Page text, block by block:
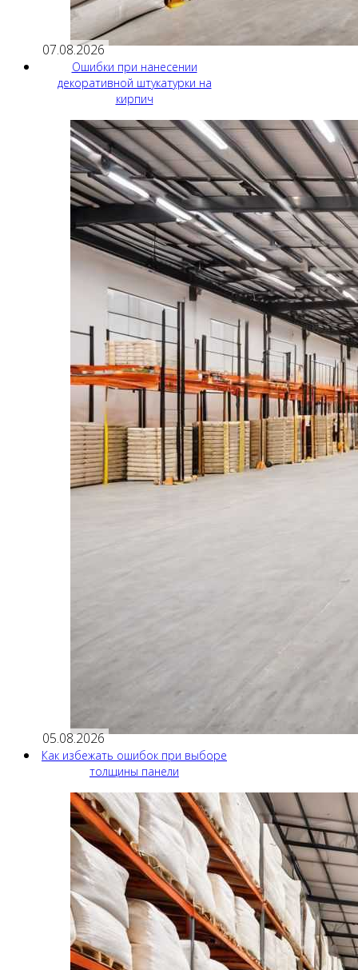
07.08.2026
Ошибки при нанесении
декоративной штукатурки на
кирпич
05.08.2026
Как избежать ошибок при выборе
толщины панели